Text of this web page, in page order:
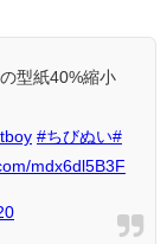
の型紙40%縮小
#ちびぬい#
mdx6dl5B3F